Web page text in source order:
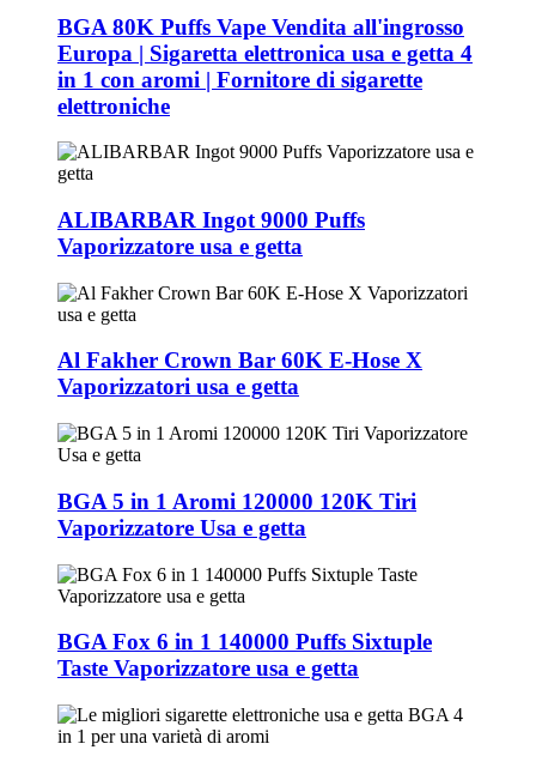
BGA 80K Puffs Vape Vendita all'ingrosso
Europa | Sigaretta elettronica usa e getta 4
in 1 con aromi | Fornitore di sigarette
elettroniche
ALIBARBAR Ingot 9000 Puffs
Vaporizzatore usa e getta
Al Fakher Crown Bar 60K E-Hose X
Vaporizzatori usa e getta
BGA 5 in 1 Aromi 120000 120K Tiri
Vaporizzatore Usa e getta
BGA Fox 6 in 1 140000 Puffs Sixtuple
Taste Vaporizzatore usa e getta